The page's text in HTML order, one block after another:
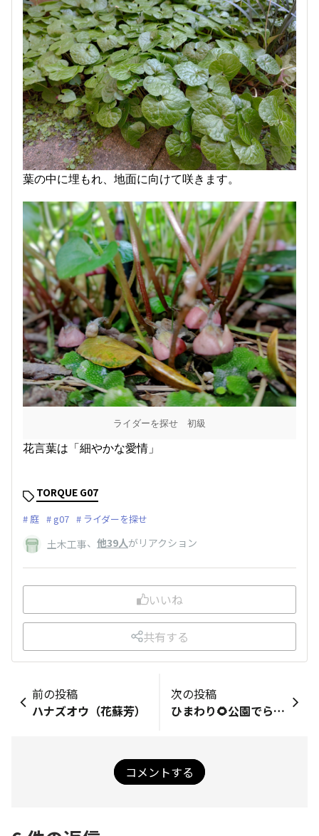
葉の中に埋もれ、地面に向けて咲きます。
ライダーを探せ 初級
花言葉は「細やかな愛情」
TORQUE G07
庭 g07 ライダーを探せ
土木工事、 他39人がリアクション
いいね
共有する
前の投稿
ハナズオウ（花蘇芳）
次の投稿
ひまわり🌻公園でらんち
コメントする